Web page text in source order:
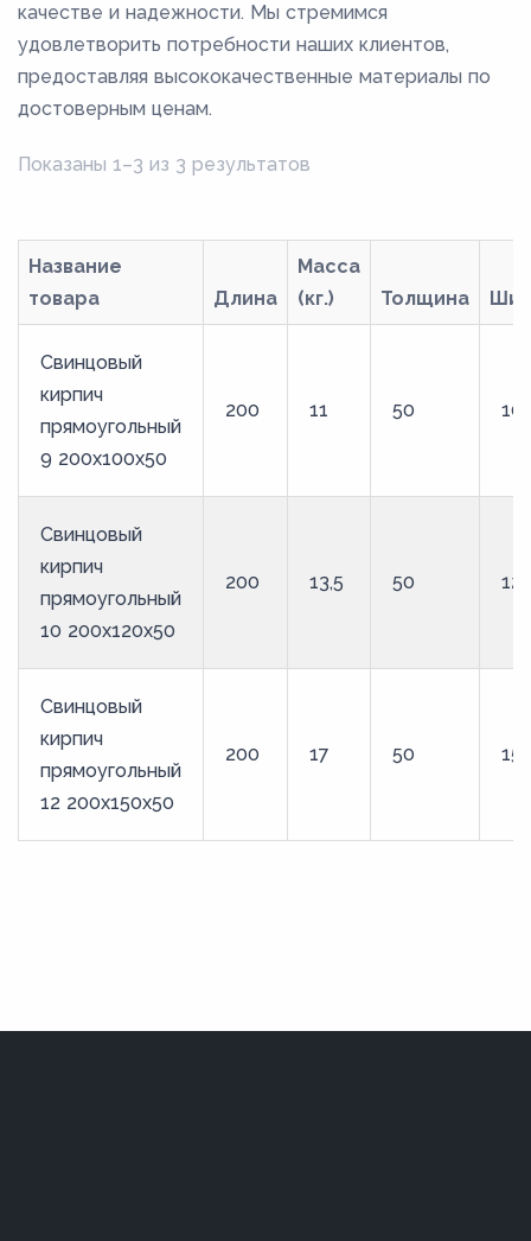
качестве и надежности. Мы стремимся
удовлетворить потребности наших клиентов,
предоставляя высококачественные материалы по
достоверным ценам.
Показаны 1–3 из 3 результатов
Название
товара
Длина
Масса
(кг.)
Толщина
Свинцовый
кирпич
прямоугольный
9 200x100x50
200 11 50
Свинцовый
кирпич
прямоугольный
10 200x120x50
200 13,5 50
Свинцовый
кирпич
прямоугольный
12 200x150x50
200 17 50